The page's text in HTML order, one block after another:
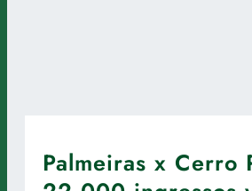
Palmeiras x Cerro